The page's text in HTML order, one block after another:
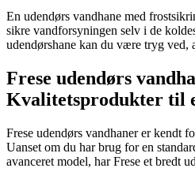
En udendørs vandhane med
sikre vandforsyningen selv i de
udendørshane kan du være tryg ved,
Frese udendørs
Kvalitetsprodukter til
Frese udendørs vandhaner er kendt
Uanset om du har brug for en
avanceret model, har Frese et bredt